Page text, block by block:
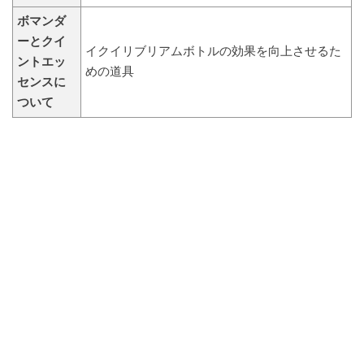
ボマンダ
ーとクイ
ントエッ
センスに
ついて
イクイリブリアムボトルの効果を向上させるた
めの道具